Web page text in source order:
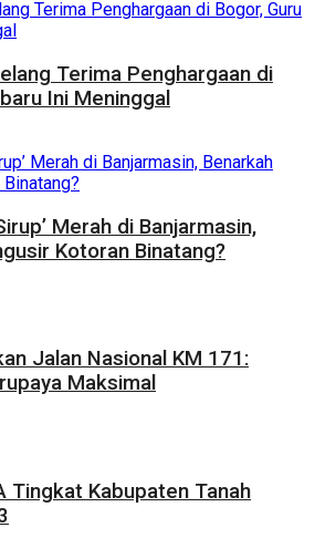
Terima Penghargaan di
Ini Meninggal
Merah di Banjarmasin,
Kotoran Binatang?
Jalan Nasional KM 171:
Maksimal
Tingkat Kabupaten Tanah